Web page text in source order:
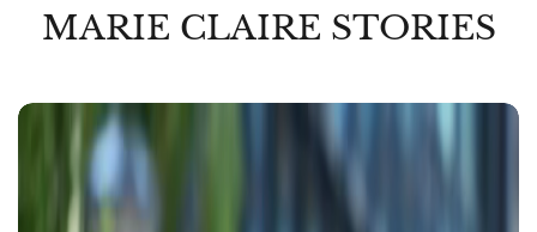
MARIE CLAIRE STORIES